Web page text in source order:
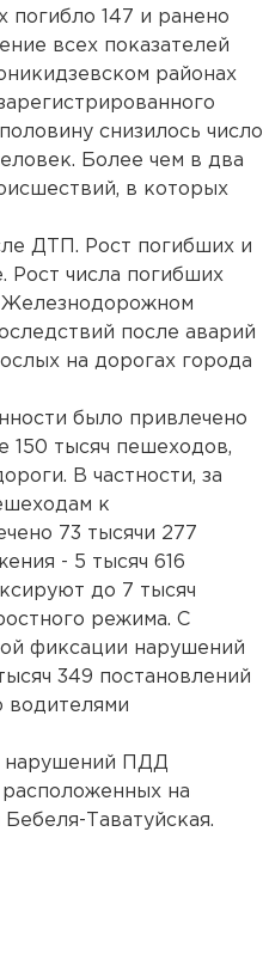
147 и ранено
всех показателей
районах
снизилось число
Более чем в два
в которых
ДТП. Рост погибших и
Рост числа погибших
Железнодорожном
после аварий
на дорогах города
было привлечено
150 тысяч пешеходов,
В частности, за
к
73 тысячи 277
- 5 тысяч 616
до 7 тысяч
режима. С
фиксации нарушений
349 постановлений
водителями
нарушений ПДД
на
Таватуйская.